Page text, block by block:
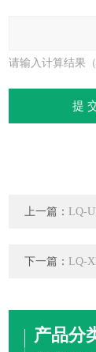
请输入计算结果
上一篇： LQ-
下一篇： LQ-
产品分